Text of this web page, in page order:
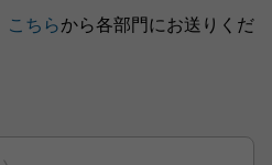
こちらから各部門にお送りくだ